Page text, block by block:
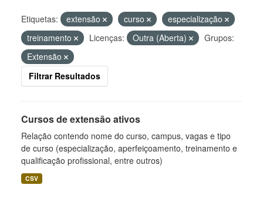
Etiquetas: extensão curso
especialização
treinamento
Licenças: Outra (Aberta)
Grupos:
Extensão
Filtrar Resultados
Cursos de extensão ativos
Relação contendo nome do curso, campus, vagas e tipo
de curso (especialização, aperfeiçoamento, treinamento e
qualificação profissional, entre outros)
CSV